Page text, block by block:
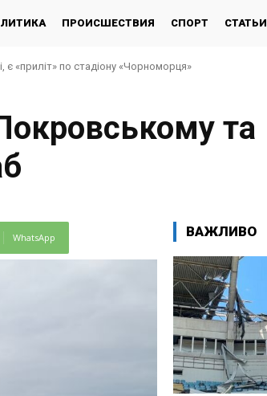
ПРОИСШЕСТВИЯ СПОРТ СТАТЬИ
є «приліт» по стадіону «Чорноморця»
та
WhatsApp ВАЖЛИВО